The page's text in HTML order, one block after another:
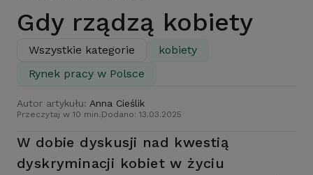
Gdy rządzą kobiety
Wszystkie kategorie
kobiety
Rynek pracy w Polsce
Autor artykułu: Anna Cieślik
Przeczytaj w 10 min. Dodano: 13.03.2025
W dobie dyskusji nad kwestią
dyskryminacji kobiet w życiu